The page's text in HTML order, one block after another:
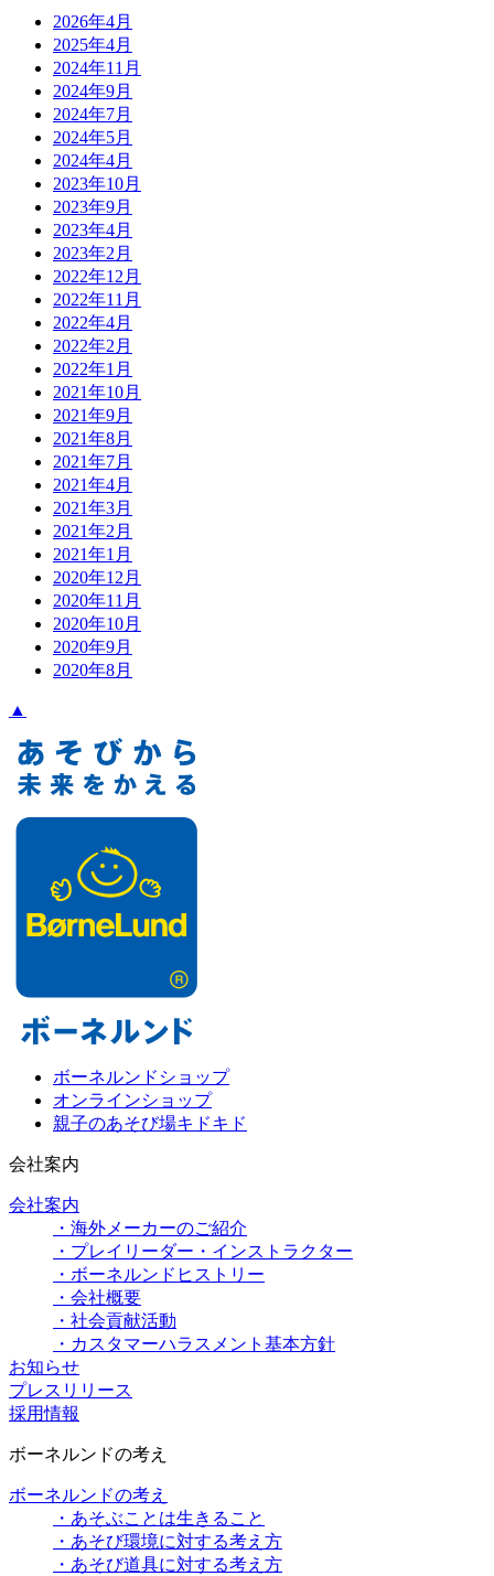
2026年4月
2025年4月
2024年11月
2024年9月
2024年7月
2024年5月
2024年4月
2023年10月
2023年9月
2023年4月
2023年2月
2022年12月
2022年11月
2022年4月
2022年2月
2022年1月
2021年10月
2021年9月
2021年8月
2021年7月
2021年4月
2021年3月
2021年2月
2021年1月
2020年12月
2020年11月
2020年10月
2020年9月
2020年8月
▲
ボーネルンドショップ
オンラインショップ
親子のあそび場キドキド
会社案内
会社案内
・海外メーカーのご紹介
・プレイリーダー・インストラクター
・ボーネルンドヒストリー
・会社概要
・社会貢献活動
・カスタマーハラスメント基本方針
お知らせ
プレスリリース
採用情報
ボーネルンドの考え
ボーネルンドの考え
・あそぶことは生きること
・あそび環境に対する考え方
・あそび道具に対する考え方